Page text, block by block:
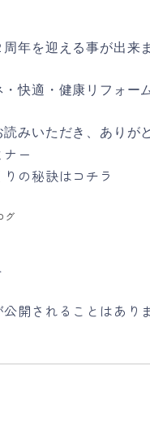
年を迎える事が出来
快適・健康リフォー
みいただき、ありが
ー
の秘訣はコチラ
グ
開されることはあり